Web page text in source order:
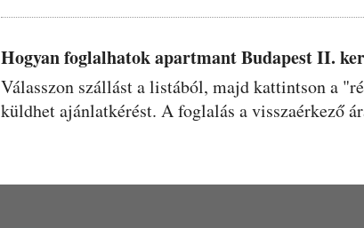
Hogyan foglalhatok apartmant Budapest II.
Válasszon szállást a listából, majd kattintson a
küldhet ajánlatkérést. A foglalás a visszaérkező